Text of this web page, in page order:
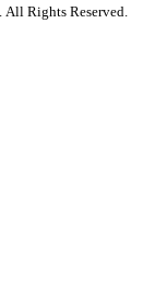
. All Rights Reserved.